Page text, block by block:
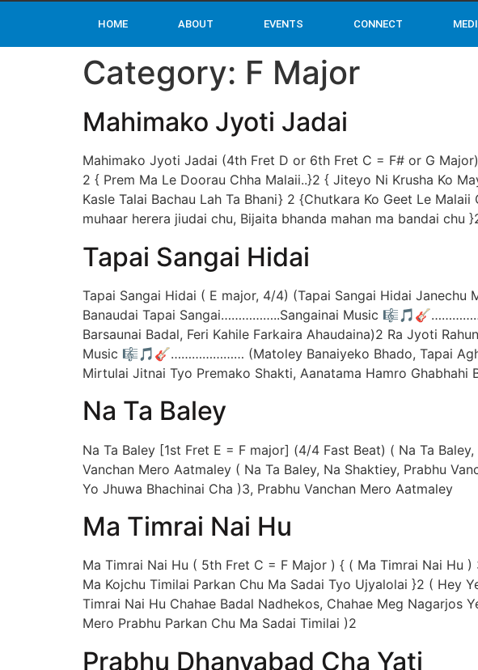
HOME ABOUT EVENTS CONNECT
Category: F Major
Mahimako Jyoti Jadai
Mahimako Jyoti Jadai (4th Fret D or 6th Fret C = F# or G
2 { Prem Ma Le Doorau Chha Malaii..}2 { Jiteyo Ni Krusha Ko
Kasle Talai Bachau Lah Ta Bhani} 2 {Chutkara Ko Geet Le
muhaar herera jiudai chu, Bijaita bhanda mahan ma bandai
Tapai Sangai Hidai
Tapai Sangai Hidai ( E major, 4/4) (Tapai Sangai Hidai Janechu
Banaudai Tapai Sangai……………..Sangainai Music
Barsaunai Badal, Feri Kahile Farkaira Ahaudaina)2 Ra Jyoti
Music 🎼🎵🎸………………… (Matoley Banaiyeko Bhado, Tapai
Mirtulai Jitnai Tyo Premako Shakti, Aanatama Hamro
Na Ta Baley
Na Ta Baley [1st Fret E = F major] (4/4 Fast Beat) ( Na Ta
Vanchan Mero Aatmaley ( Na Ta Baley, Na Shaktiey, Prabhu
Yo Jhuwa Bhachinai Cha )3, Prabhu Vanchan Mero Aatmaley
Ma Timrai Nai Hu
Ma Timrai Nai Hu ( 5th Fret C = F Major ) { ( Ma Timrai Nai Hu )
Ma Kojchu Timilai Parkan Chu Ma Sadai Tyo Ujyalolai }2 ( Hey
Timrai Nai Hu Chahae Badal Nadhekos, Chahae Meg Nagarjos
Mero Prabhu Parkan Chu Ma Sadai Timilai )2
Prabhu Dhanyabad Cha Yati